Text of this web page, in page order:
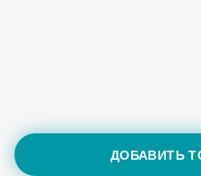
ДОБАВИТЬ